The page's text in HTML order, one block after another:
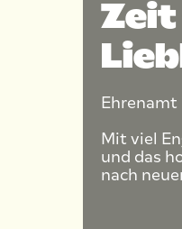
Zeit
Ehrenamt
Mit viel
und das
nach